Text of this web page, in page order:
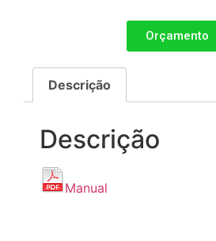
Orçamento
Descrição
Descrição
Manual